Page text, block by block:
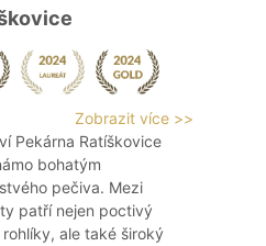
Zobrazit více >>
Pekárna Ratíškovice
bohatým
pečiva. Mezi
patří nejen poctivý
ale také široký